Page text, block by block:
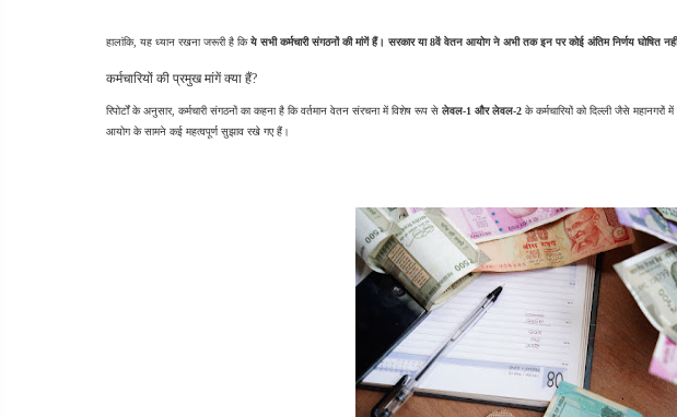
हालांकि, यह ध्यान रखना जरूरी है कि ये सभी कर्मचारी संगठनों की मांगें हैं। सरकार या 8वें वेतन आयोग ने अभी तक इन पर कोई अंतिम निर्णय घोषित
कर्मचारियों की प्रमुख मांगें क्या हैं?
रिपोर्टों के अनुसार, कर्मचारी संगठनों का कहना है कि वर्तमान वेतन संरचना में विशेष रूप से लेवल-1 और लेवल-2 के कर्मचारियों को दिल्ली जैसे
आयोग के सामने कई महत्वपूर्ण सुझाव रखे गए हैं।